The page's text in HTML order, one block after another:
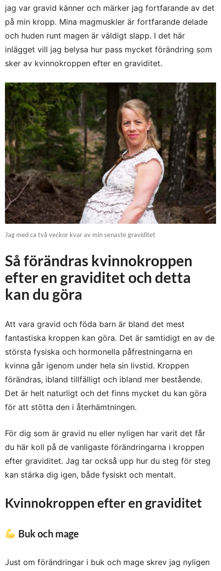
jag var gravid känner och märker jag fortfarande av det
på min kropp. Mina magmuskler är fortfarande delade
och huden runt magen är väldigt slapp. I det här
inlägget vill jag belysa hur pass mycket förändring som
sker av kvinnokroppen efter en graviditet.
Jag med ca två veckor kvar av min senaste graviditet
Så förändras kvinnokroppen
efter en graviditet och detta
kan du göra
Att vara gravid och föda barn är bland det mest
fantastiska kroppen kan göra. Det är samtidigt en av de
största fysiska och hormonella påfrestningarna en
kvinna går igenom under hela sin livstid. Kroppen
förändras, ibland tillfälligt och ibland mer bestående.
Det är helt naturligt och det finns mycket du kan göra
för att stötta den i återhämtningen.
För dig som är gravid nu eller nyligen har varit det får
du här koll på de vanligaste förändringarna i kroppen
efter graviditet. Jag tar också upp hur du steg för steg
kan stärka dig igen, både fysiskt och mentalt.
Kvinnokroppen efter en graviditet
Buk och mage
Just om förändringar i buk och mage skrev jag nyligen